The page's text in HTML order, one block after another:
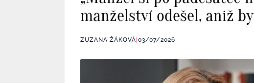
manželství odešel, aniž
ZUZANA ŽÁKOVÁ 03/07/2026